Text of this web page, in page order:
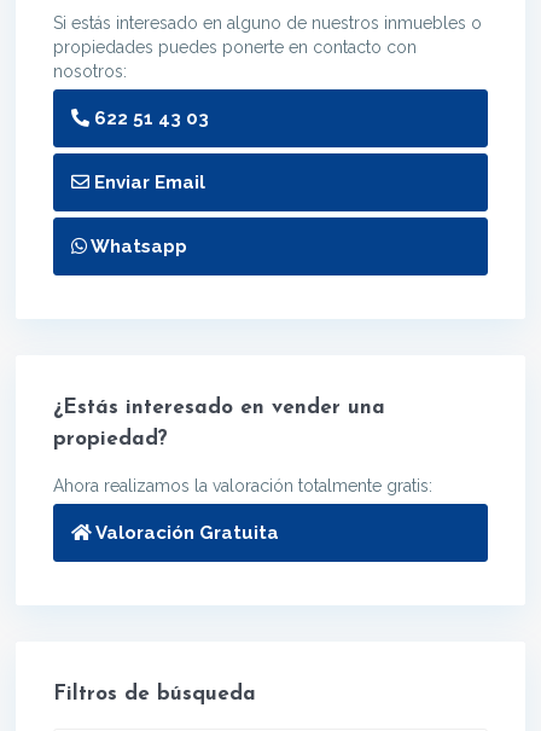
Si estás interesado en alguno de nuestros inmuebles o
propiedades puedes ponerte en contacto con
nosotros:
622 51 43 03
Enviar Email
Whatsapp
¿Estás interesado en vender una
propiedad?
Ahora realizamos la valoración totalmente gratis:
Valoración Gratuita
Filtros de búsqueda